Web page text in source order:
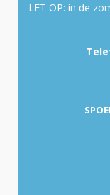
LET OP: in de